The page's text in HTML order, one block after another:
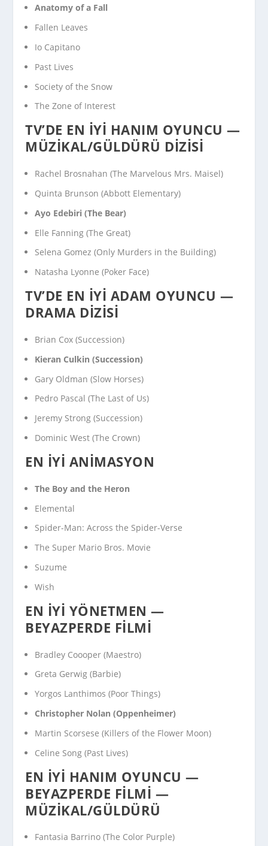
Anatomy of a Fall
Fallen Leaves
Io Capitano
Past Lives
Society of the Snow
The Zone of Interest
TV’DE EN İYI HANIM OYUNCU —
MÜZIKAL/GÜLDÜRÜ DIZISI
Rachel Brosnahan (The Marvelous Mrs. Maisel)
Quinta Brunson (Abbott Elementary)
Ayo Edebiri (The Bear)
Elle Fanning (The Great)
Selena Gomez (Only Murders in the Building)
Natasha Lyonne (Poker Face)
TV’DE EN İYI ADAM OYUNCU —
DRAMA DIZISI
Brian Cox (Succession)
Kieran Culkin (Succession)
Gary Oldman (Slow Horses)
Pedro Pascal (The Last of Us)
Jeremy Strong (Succession)
Dominic West (The Crown)
EN İYI ANIMASYON
The Boy and the Heron
Elemental
Spider-Man: Across the Spider-Verse
The Super Mario Bros. Movie
Suzume
Wish
EN İYI YÖNETMEN —
BEYAZPERDE FILMI
Bradley Coooper (Maestro)
Greta Gerwig (Barbie)
Yorgos Lanthimos (Poor Things)
Christopher Nolan (Oppenheimer)
Martin Scorsese (Killers of the Flower Moon)
Celine Song (Past Lives)
EN İYI HANIM OYUNCU —
BEYAZPERDE FILMI —
MÜZIKAL/GÜLDÜRÜ
Fantasia Barrino (The Color Purple)